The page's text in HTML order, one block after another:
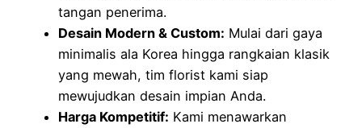
tangan penerima.
Desain Modern & Custom: Mulai dari gaya
minimalis ala Korea hingga rangkaian klasik
yang mewah, tim florist kami siap
mewujudkan desain impian Anda.
Harga Kompetitif: Kami menawarkan